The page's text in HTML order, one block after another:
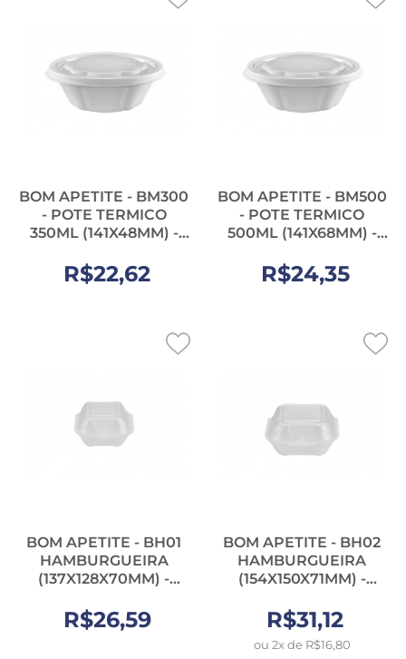
BOM APETITE - BM300
- POTE TERMICO
350ML (141X48MM) -
R$22,62
BOM APETITE - BM500
- POTE TERMICO
500ML (141X68MM) -
R$24,35
BOM APETITE - BH01
HAMBURGUEIRA
(137X128X70MM) -
R$26,59
BOM APETITE - BH02
HAMBURGUEIRA
(154X150X71MM) -
R$31,12
ou 2x de R$16,80